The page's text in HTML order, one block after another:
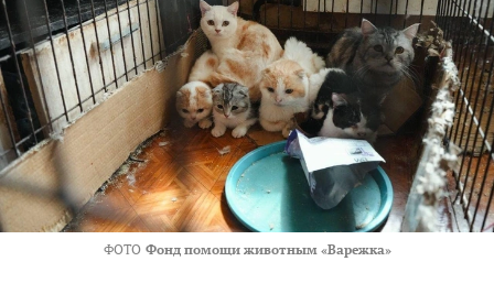
ФОТО Фонд помощи животным «Варежка»